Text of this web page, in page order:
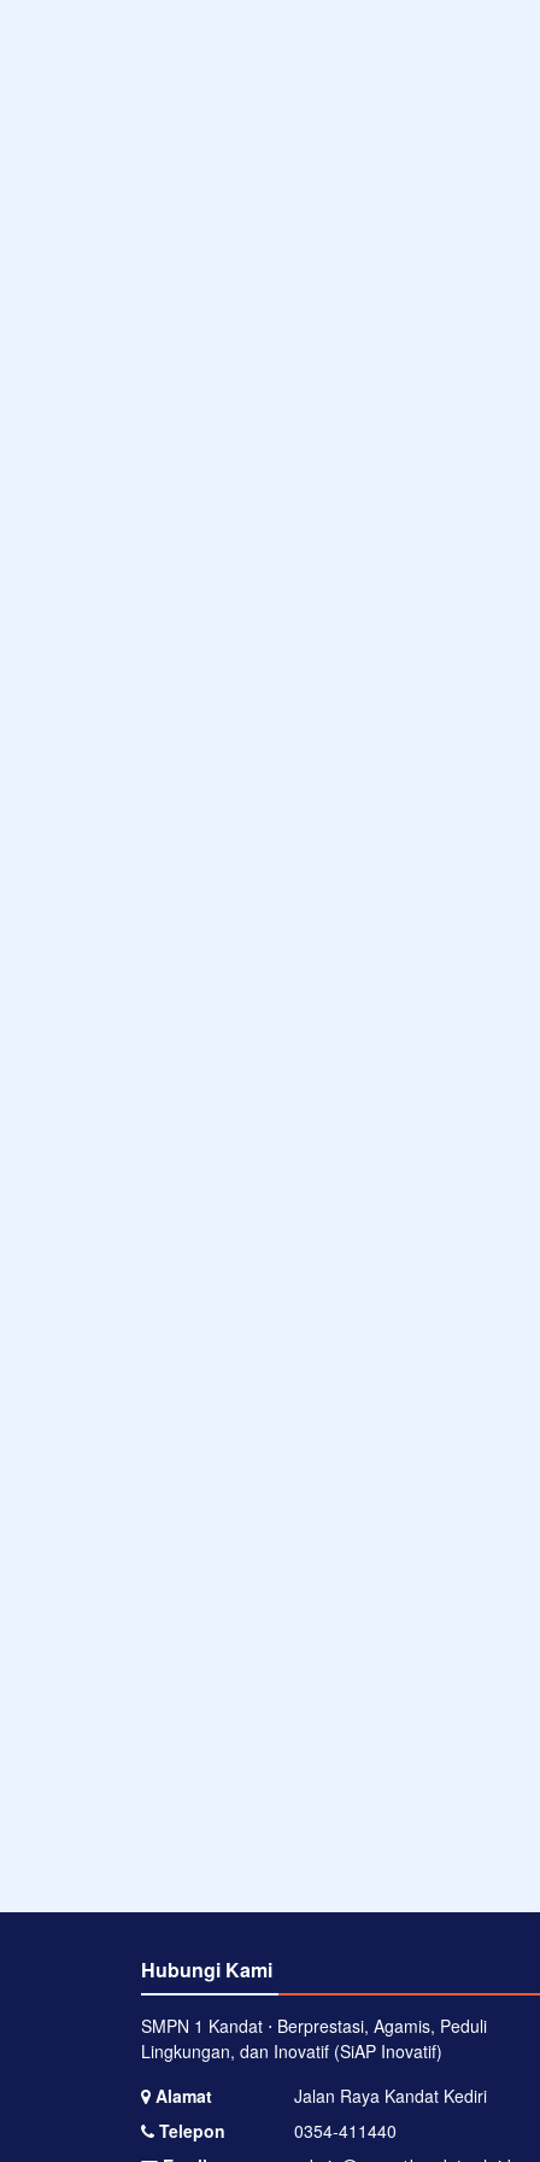
Hubungi Kami
SMPN 1 Kandat ⋅ Berprestasi, Agamis, Peduli
Lingkungan, dan Inovatif (SiAP Inovatif)
Alamat
Jalan Raya Kandat Kediri
Telepon
0354-411440